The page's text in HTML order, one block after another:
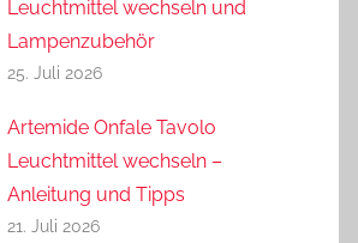
Leuchtmittel wechseln und
Lampenzubehör
25. Juli 2026
Artemide Onfale Tavolo
Leuchtmittel wechseln –
Anleitung und Tipps
21. Juli 2026